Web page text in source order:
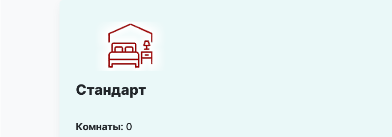
Стандарт
Комнаты: 0